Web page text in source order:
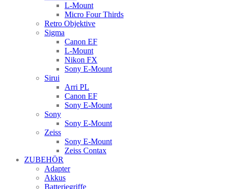
L-Mount
Micro Four Thirds
Retro Objektive
Sigma
Canon EF
L-Mount
Nikon FX
Sony E-Mount
Sirui
Arri PL
Canon EF
Sony E-Mount
Sony
Sony E-Mount
Zeiss
Sony E-Mount
Zeiss Contax
ZUBEHÖR
Adapter
Akkus
Batteriegriffe